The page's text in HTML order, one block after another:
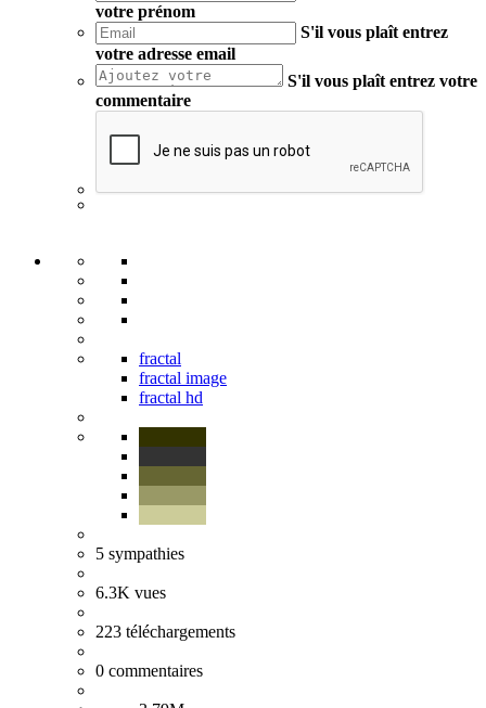
votre prénom
S'il vous plaît entrez
votre adresse email
S'il vous plaît entrez votre
commentaire
fractal
fractal image
fractal hd
5 sympathies
6.3K vues
223 téléchargements
0 commentaires